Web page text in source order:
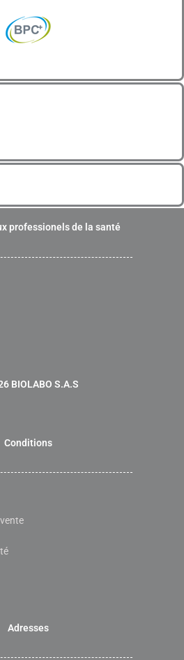
professionels de la santé
BIOLABO S.A.S
Conditions
Adresses